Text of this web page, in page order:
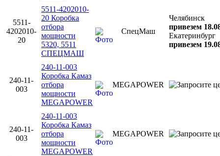
5511-
4202010-
20
5511-4202010-
20 Коробка
отбора
мощности
5320, 5511
СПЕЦМАШ
СпецМаш
Челябинск
привезем
Екатеринбург
привезем
240-11-
003
240-11-003
Коробка Камаз
отбора
мощности
MEGAPOWER
MEGAPOWER
240-11-
003
240-11-003
Коробка Камаз
отбора
мощности
MEGAPOWER
MEGAPOWER